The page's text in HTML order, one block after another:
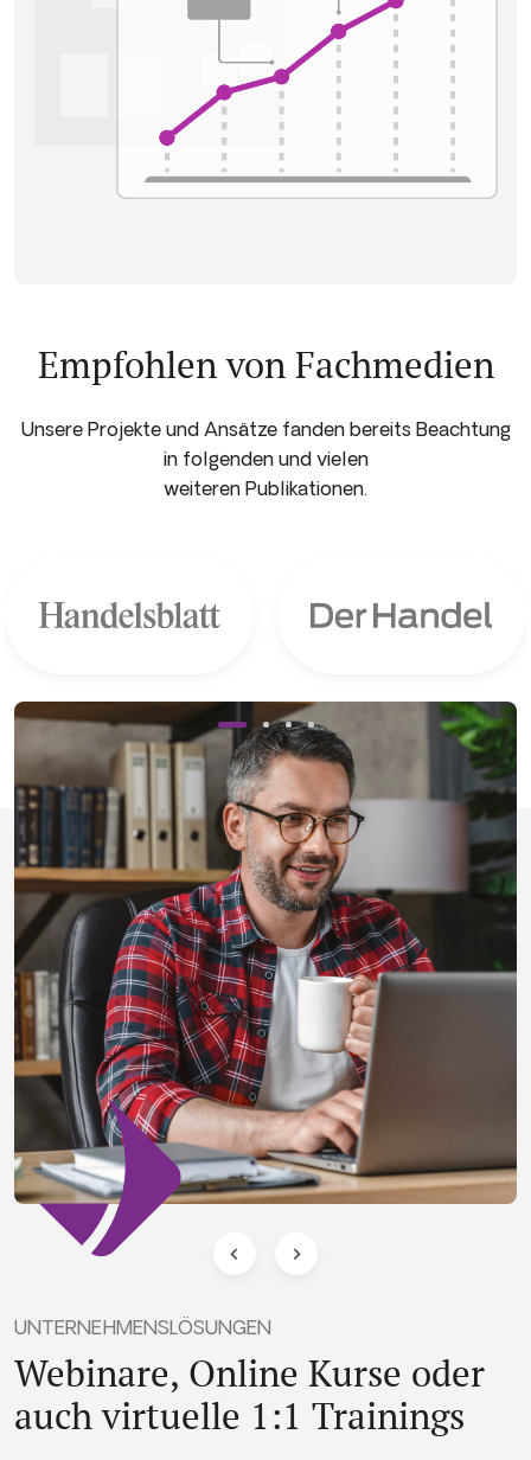
Empfohlen von Fachmedien
Unsere Projekte und Ansätze fanden bereits Beachtung
in folgenden und vielen
weiteren Publikationen.
UNTERNEHMENSLÖSUNGEN
Webinare, Online Kurse oder
auch virtuelle 1:1 Trainings